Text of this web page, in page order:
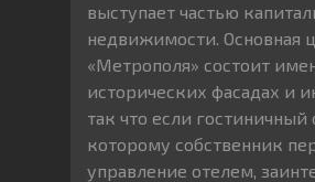
выступает частью
недвижимости. Основная
«Метрополя» состоит
исторических фасадах и
так что если гостиничный
которому собственник
управление отелем,